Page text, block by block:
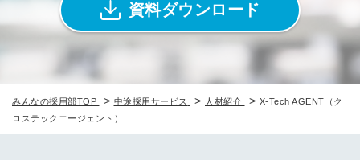
資料ダウンロード
みんなの採用部TOP > 中途採用サービス > 人材紹介 > X-Tech AGENT（ク
ロステックエージェント）